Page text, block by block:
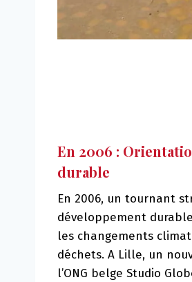
En 2006 :
durable
En 2006, un tournant
développement
les changements
déchets. A Lille, un
l’ONG belge Studio